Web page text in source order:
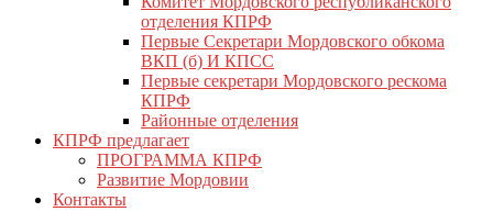
отделения КПРФ
Первые Секретари Мордовского обкома
ВКП (б) И КПСС
Первые секретари Мордовского рескома
КПРФ
Районные отделения
КПРФ предлагает
ПРОГРАММА КПРФ
Развитие Мордовии
Контакты